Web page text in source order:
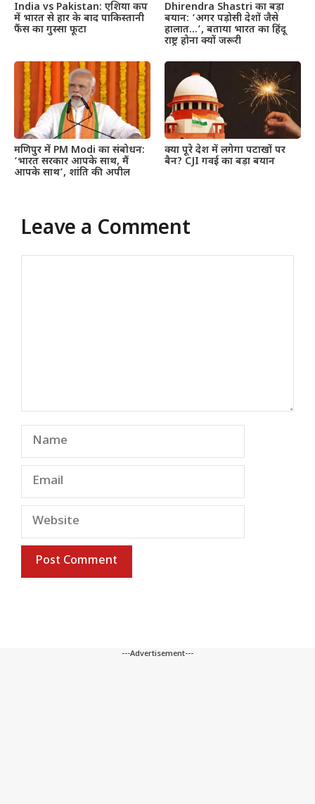
India vs Pakistan: एशिया कप
में भारत से हार के बाद पाकिस्तानी
फैंस का गुस्सा फूटा
Dhirendra Shastri का बड़ा
बयान: ‘अगर पड़ोसी देशों जैसे
हालात…’, बताया भारत का हिंदू
राष्ट्र होना क्यों जरूरी
मणिपुर में PM Modi का संबोधन:
‘भारत सरकार आपके साथ, मैं
आपके साथ’, शांति की अपील
क्या पूरे देश में लगेगा पटाखों पर
बैन? CJI गवई का बड़ा बयान
Leave a Comment
Name
Email
Website
---Advertisement---